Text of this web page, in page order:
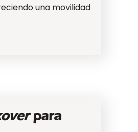
una movilidad
para